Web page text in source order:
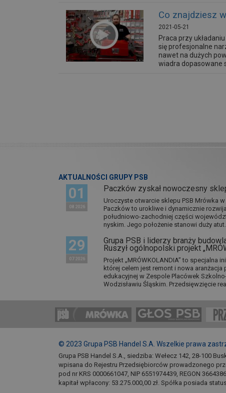
Co znajdziesz
2021-05-21
Praca przy
się profesjonalne
nawet na dużych
wiadra dopasowane
AKTUALNOŚCI GRUPY PSB
01
08 2026
Paczków zyskał nowoczesny
Uroczyste otwarcie sklepu PSB Mrówka
Paczków to urokliwe i dynamicznie
południowo-zachodniej części
nyskim. Jego położenie stanowi duży
29
07 2026
Grupa PSB i liderzy branży
Ruszył ogólnopolski projekt
Projekt „MRÓWKOLANDIA” to specjalna
której celem jest remont i nowa
edukacyjnej w Zespole Placówek
Wodzisławiu Śląskim. Przedsięwzięcie
© 2023 Grupa PSB Handel S.A. Wszelkie prawa
Grupa PSB Handel S.A., siedziba: Wełecz 142, 28-100
wpisana do Rejestru Przedsiębiorców prowadzonego
pod nr KRS 0000661047, NIP 6551974439, REGON
kapitał wpłacony: 53.275.000,00 zł. Spółka posiada